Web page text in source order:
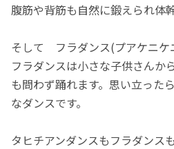
腹筋や背筋も自然に鍛えられ体
そして フラダンス(プアケニケ
フラダンスは小さな子供さんか
も問わず踊れます。思い立っ
なダンスです。
タヒチアンダンスもフラダン